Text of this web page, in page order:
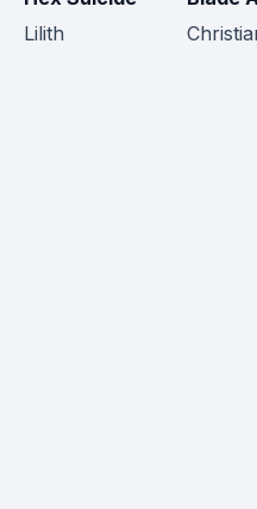
Lilith